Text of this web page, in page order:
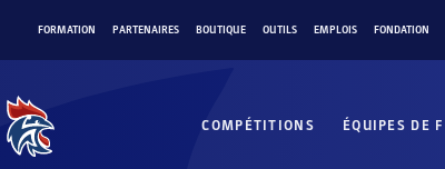
FORMATION PARTENAIRES BOUTIQUE OUTILS EMPLOIS FONDATION
COMPÉTITIONS ÉQUIPES DE